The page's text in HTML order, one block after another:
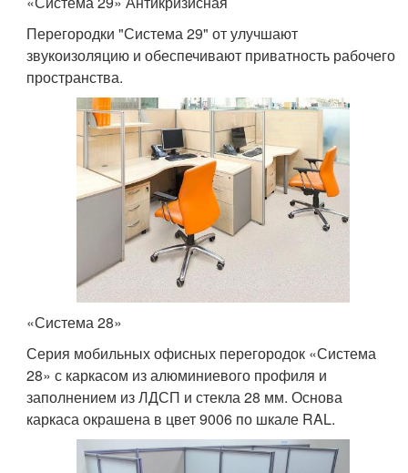
Перегородки "Система 29" от улучшают
звукоизоляцию и обеспечивают приватность рабочего
пространства.
«Система 28»
Серия мобильных офисных перегородок «Система
28» с каркасом из алюминиевого профиля и
заполнением из ЛДСП и стекла 28 мм. Основа
каркаса окрашена в цвет 9006 по шкале RAL.